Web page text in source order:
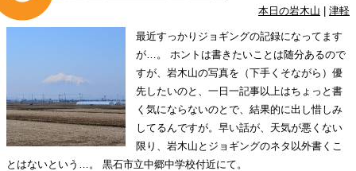
本日の岩木山 津軽
最近すっかりジョギングの記録になってます
が…。 ホントは書きたいことは随分あるので
すが、岩木山の写真を（下手くそながら）優
先したいのと、一日一記事以上はちょっと書
く気にならないのとで、結果的に出し惜しみ
してるんですが。早い話が、天気が悪くない
限り、岩木山とジョギングのネタ以外書くこ
とはないという…。 黒石市立中郷中学校付近にて。